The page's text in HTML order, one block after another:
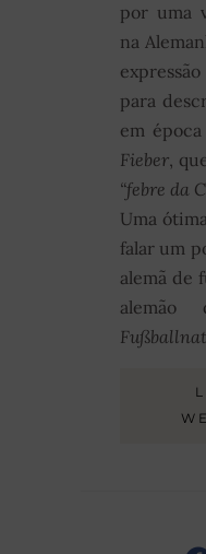
por uma
na
para
em
Fieber,
“febre da
Uma
falar um
alemã de